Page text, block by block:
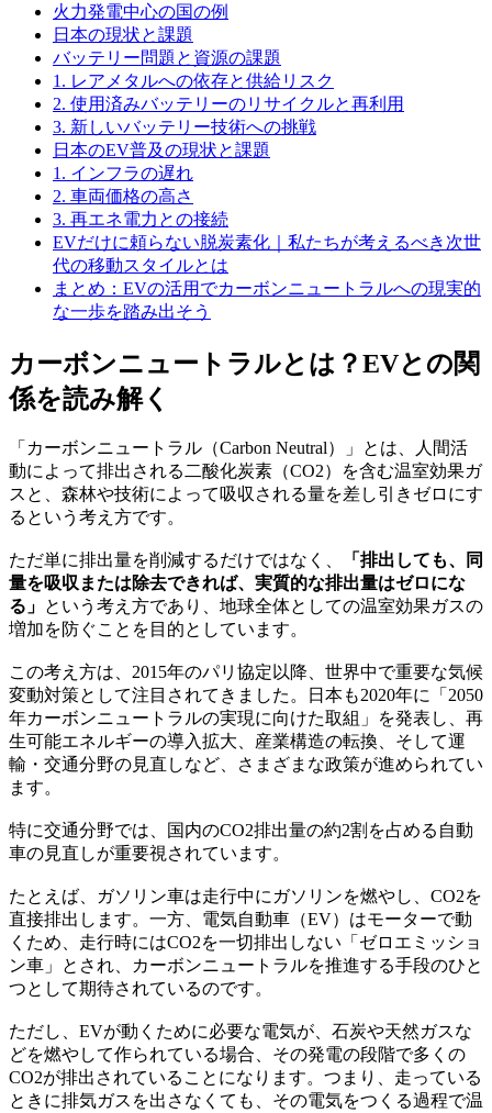
火力発電中心の国の例
日本の現状と課題
バッテリー問題と資源の課題
1. レアメタルへの依存と供給リスク
2. 使用済みバッテリーのリサイクルと再利用
3. 新しいバッテリー技術への挑戦
日本のEV普及の現状と課題
1. インフラの遅れ
2. 車両価格の高さ
3. 再エネ電力との接続
EVだけに頼らない脱炭素化｜私たちが考えるべき次世
代の移動スタイルとは
まとめ：EVの活用でカーボンニュートラルへの現実的
な一歩を踏み出そう
カーボンニュートラルとは？EVとの関
係を読み解く
「カーボンニュートラル（Carbon Neutral）」とは、人間活
動によって排出される二酸化炭素（CO2）を含む温室効果ガ
スと、森林や技術によって吸収される量を差し引きゼロにす
るという考え方です。
ただ単に排出量を削減するだけではなく、
「排出しても、同
量を吸収または除去できれば、実質的な排出量はゼロにな
る」 という考え方であり、地球全体としての温室効果ガスの
増加を防ぐことを目的としています。
この考え方は、2015年のパリ協定以降、世界中で重要な気候
変動対策として注目されてきました。日本も2020年に「2050
年カーボンニュートラルの実現に向けた取組」を発表し、再
生可能エネルギーの導入拡大、産業構造の転換、そして運
輸・交通分野の見直しなど、さまざまな政策が進められてい
ます。
特に交通分野では、国内のCO2排出量の約2割を占める自動
車の見直しが重要視されています。
たとえば、ガソリン車は走行中にガソリンを燃やし、CO2を
直接排出します。一方、電気自動車（EV）はモーターで動
くため、走行時にはCO2を一切排出しない「ゼロエミッショ
ン車」とされ、カーボンニュートラルを推進する手段のひと
つとして期待されているのです。
ただし、EVが動くために必要な電気が、石炭や天然ガスな
どを燃やして作られている場合、その発電の段階で多くの
CO2が排出されていることになります。つまり、走っている
ときに排気ガスを出さなくても、その電気をつくる過程で温